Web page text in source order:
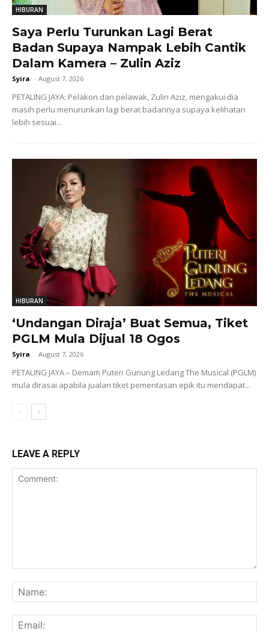
HIBURAN
Saya Perlu Turunkan Lagi Berat
Badan Supaya Nampak Lebih Cantik
Dalam Kamera – Zulin Aziz
Syira - August 7, 2026
PETALING JAYA: Pelakon dan pelawak, Zulin Aziz, mengakui dia
masih perlu menurunkan lagi berat badannya supaya kelihatan
lebih sesuai...
HIBURAN
‘Undangan Diraja’ Buat Semua, Tiket
PGLM Mula Dijual 18 Ogos
Syira - August 7, 2026
PETALING JAYA – Demam Puteri Gunung Ledang The Musical (PGLM)
mula dirasai apabila jualan tiket pementasan epik itu mendapat...
LEAVE A REPLY